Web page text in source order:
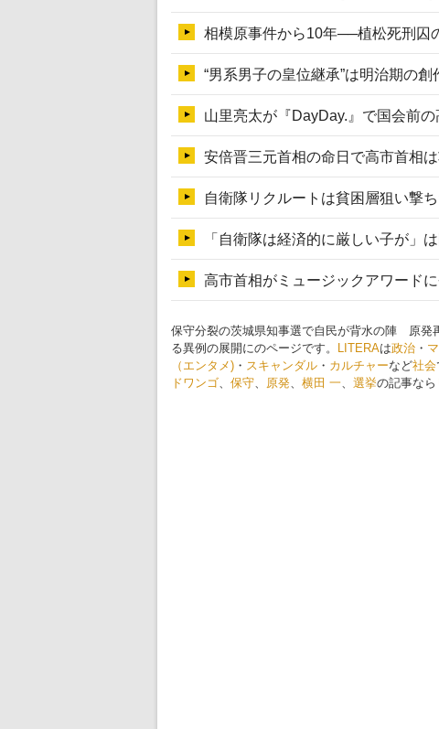
保守分裂の茨城県知事選で自民が背水の陣 原発
る異例の展開にのページです。
LITERAは政治 ・
（エンタメ) ・ スキャンダル ・ カルチャーなど社会
ドワンゴ、 保守、 原発、 横田 一、 選挙の記事なら